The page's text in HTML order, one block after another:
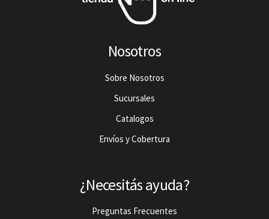
Nosotros
Sobre Nosotros
Sucursales
Catalogos
Envíos y Cobertura
¿Necesitás ayuda?
Preguntas Frecuentes